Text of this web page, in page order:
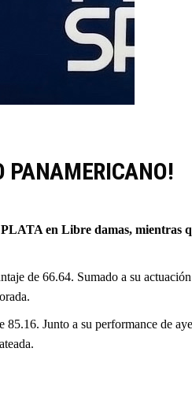
PANAMERICANO!
en Libre damas, mientras
de 66.64. Sumado a su
Junto a su performance de